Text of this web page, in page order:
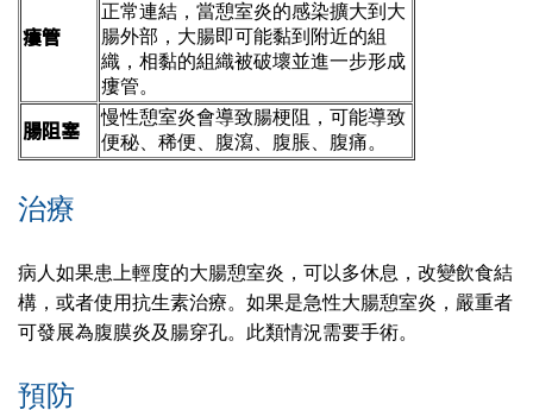
瘻管
正常連結，當憩室炎的感染擴大到大
腸外部，大腸即可能黏到附近的組
織，相黏的組織被破壞並進一步形成
瘻管。
腸阻塞
慢性憩室炎會導致腸梗阻，可能導致
便秘、稀便、腹瀉、腹脹、腹痛。
治療
病人如果患上輕度的大腸憩室炎，可以多休息，改變飲食結
構，或者使用抗生素治療。如果是急性大腸憩室炎，嚴重者
可發展為腹膜炎及腸穿孔。此類情況需要手術。
預防